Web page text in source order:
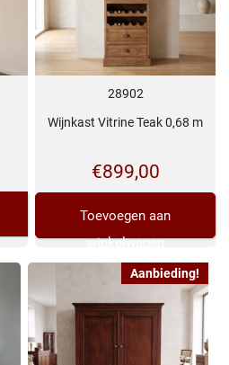
28902
Wijnkast Vitrine Teak 0,68 m
€899,00
Toevoegen aan
winkelwagen
Aanbieding!